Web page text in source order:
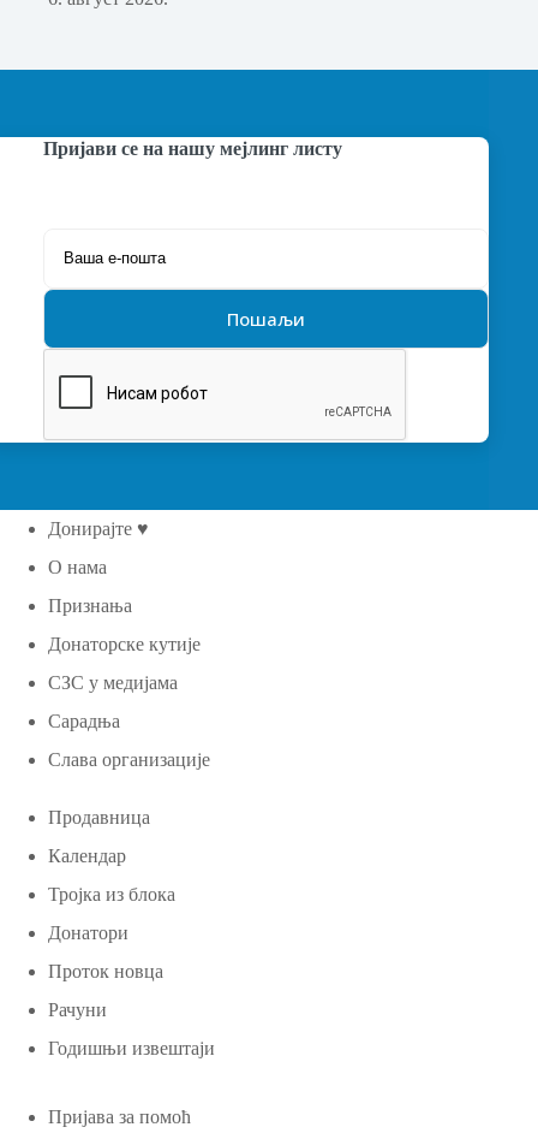
Пријави се на нашу мејлинг листу
Донирајте ♥
О нама
Признања
Донаторске кутије
СЗС у медијама
Сарадња
Слава организације
Продавница
Календар
Тројка из блока
Донатори
Проток новца
Рачуни
Годишњи извештаји
Пријава за помоћ